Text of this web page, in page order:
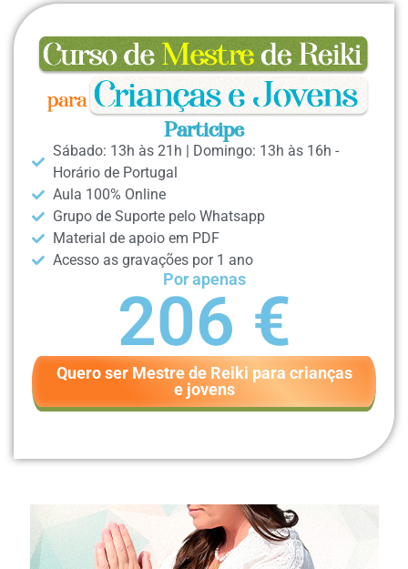
Participe
Sábado: 13h às 21h | Domingo: 13h às 16h -
Horário de Portugal
Aula 100% Online
Grupo de Suporte pelo Whatsapp
Material de apoio em PDF
Acesso as gravações por 1 ano
Por apenas
206 €
Quero ser Mestre de Reiki para crianças
e jovens